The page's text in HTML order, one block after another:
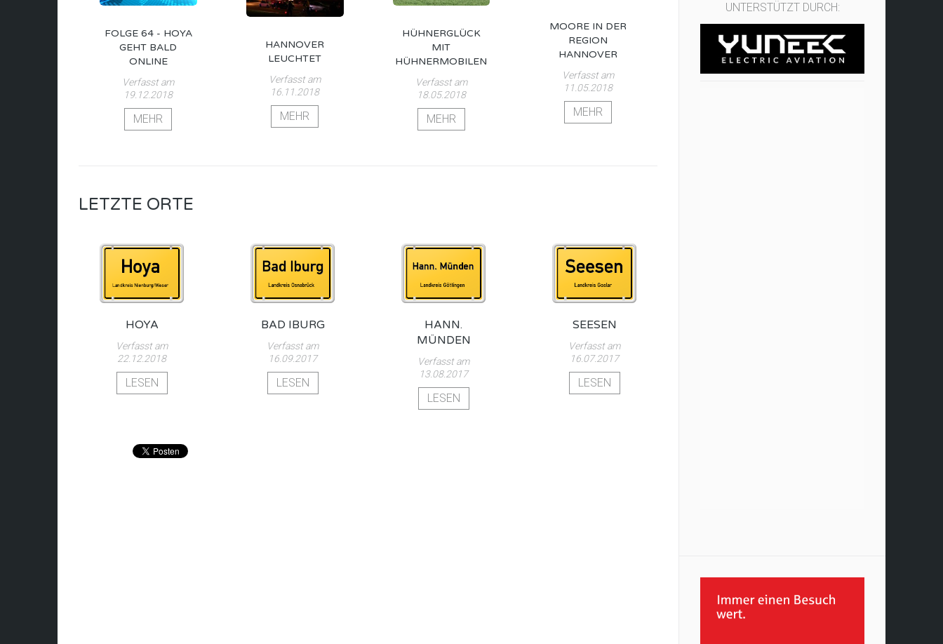
FOLGE 64 - HOYA
GEHT BALD
ONLINE
Verfasst am
19.12.2018
MEHR
HANNOVER
LEUCHTET
Verfasst am
16.11.2018
MEHR
HÜHNERGLÜCK
MIT
HÜHNERMOBILEN
Verfasst am
18.05.2018
MEHR
MOORE IN DER
REGION
HANNOVER
Verfasst am
11.05.2018
MEHR
LETZTE ORTE
HOYA
Verfasst am
22.12.2018
LESEN
BAD IBURG
Verfasst am
16.09.2017
LESEN
HANN.
MÜNDEN
Verfasst am
13.08.2017
LESEN
SEESEN
Verfasst am
16.07.2017
LESEN
UNTERSTÜTZT DURCH: